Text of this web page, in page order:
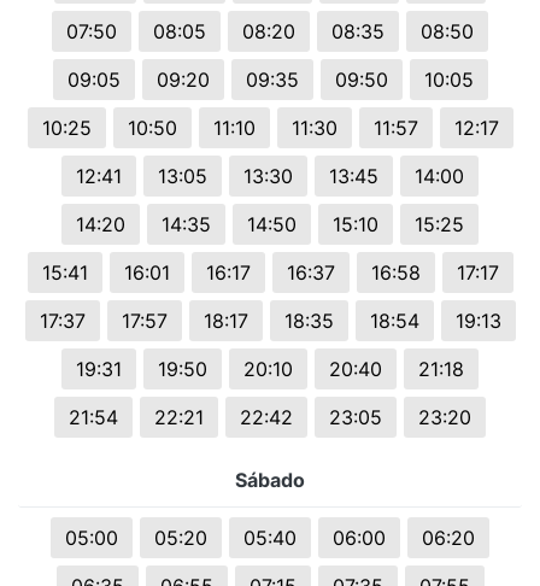
07:50
08:05 08:20 08:35
08:50
09:05
09:20 09:35 09:50
10:05
10:25
10:50 11:10 11:30 11:57
12:17
12:41
13:05 13:30 13:45
14:00
14:20
14:35 14:50 15:10
15:25
15:41
16:01 16:17 16:37 16:58
17:17
17:37
17:57 18:17 18:35 18:54
19:13
19:31
19:50 20:10 20:40
21:18
21:54
22:21 22:42 23:05 23:20
Sábado
05:00 05:20 05:40 06:00
06:20